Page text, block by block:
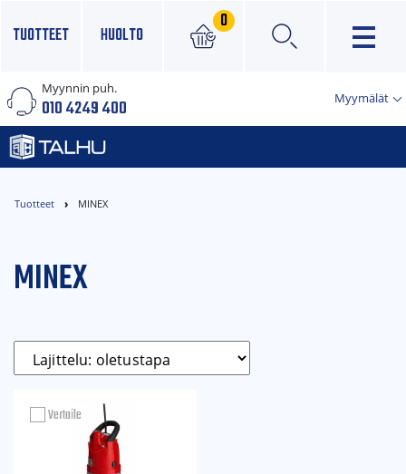
TUOTTEET HUOLTO
0
×
Myynnin puh.
010 4249 400 Myymälät
Tuotteet MINEX
MINEX
Vertaile